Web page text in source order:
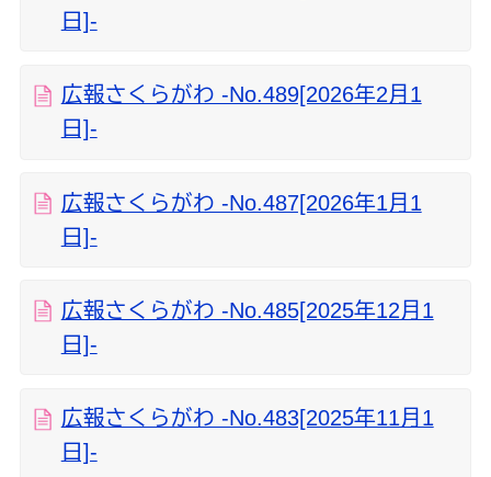
日]-
広報さくらがわ -No.489[2026年2月1
日]-
広報さくらがわ -No.487[2026年1月1
日]-
広報さくらがわ -No.485[2025年12月1
日]-
広報さくらがわ -No.483[2025年11月1
日]-